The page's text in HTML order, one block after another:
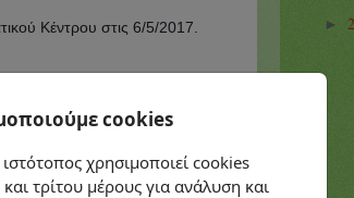
cookies
χρησιμοποιεί cookies
τρίτου μέρους για ανάλυση και